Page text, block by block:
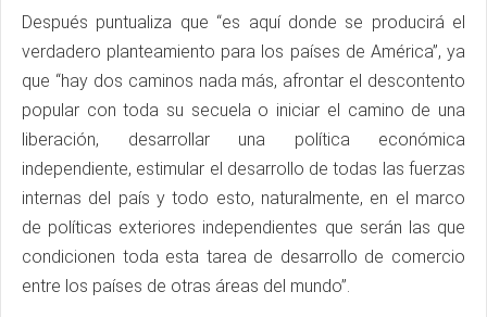
Después puntualiza que “es aquí donde se producirá el
verdadero planteamiento para los países de América”, ya
que “hay dos caminos nada más, afrontar el descontento
popular con toda su secuela o iniciar el camino de una
liberación, desarrollar una política económica
independiente, estimular el desarrollo de todas las fuerzas
internas del país y todo esto, naturalmente, en el marco
de políticas exteriores independientes que serán las que
condicionen toda esta tarea de desarrollo de comercio
entre los países de otras áreas del mundo”.